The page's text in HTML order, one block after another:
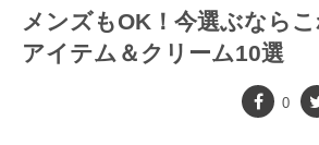
メンズもOK！今選ぶなら
アイテム＆クリーム10選
0